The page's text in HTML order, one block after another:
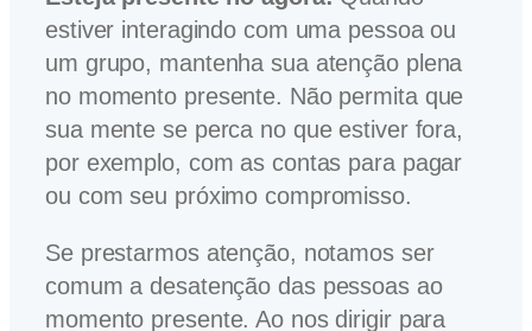
estiver interagindo com uma pessoa ou
um grupo, mantenha sua atenção plena
no momento presente. Não permita que
sua mente se perca no que estiver fora,
por exemplo, com as contas para pagar
ou com seu próximo compromisso.
Se prestarmos atenção, notamos ser
comum a desatenção das pessoas ao
momento presente. Ao nos dirigir para